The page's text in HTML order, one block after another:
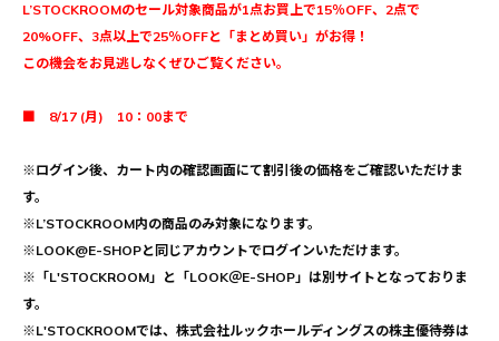
L’STOCKROOMのセール対象商品が1点お買上で15％OFF、2点で
20%OFF、3点以上で25％OFFと「まとめ買い」がお得！
この機会をお見逃しなくぜひご覧ください。
■ 8/17 (月) 10：00まで
※ログイン後、カート内の確認画面にて割引後の価格をご確認いただけま
す。
※L’STOCKROOM内の商品のみ対象になります。
※LOOK@E-SHOPと同じアカウントでログインいただけます。
※「L'STOCKROOM」と「LOOK＠E-SHOP」は別サイトとなっておりま
す。
※L'STOCKROOMでは、株式会社ルックホールディングスの株主優待券は